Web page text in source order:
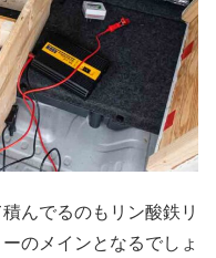
んでるのもリン酸鉄リ
のメインとなるでしょ